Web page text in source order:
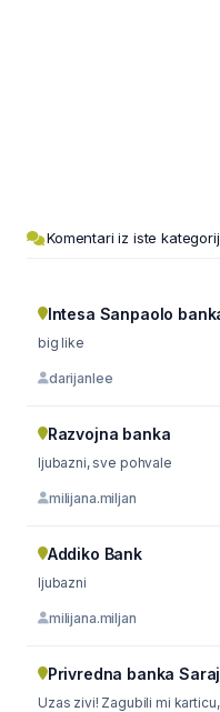
Komentari iz iste
Intesa Sanpaolo
big like
darijanlee
Razvojna banka
ljubazni, sve pohvale
milijana.miljan
Addiko Bank
ljubazni
milijana.miljan
Privredna banka
Uzas zivi! Zagubili mi